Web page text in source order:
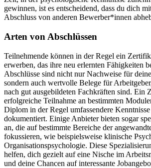
gewinnen, ist es entscheidend, dass du dich
Abschluss von anderen Bewerber*innen
Arten von Abschlüssen
Teilnehmende können in der Regel ein
erwerben, das ihre neu erlernten Fähigkeiten
Abschlüsse sind nicht nur Nachweise für
sondern auch wertvolle Belege für
nach gut ausgebildeten Fachkräften sind. Ein
erfolgreiche Teilnahme an bestimmten
Diplom in der Regel umfassendere
dokumentiert. Einige Anbieter bieten sogar
an, die auf bestimmte Bereiche der
fokussieren, wie beispielsweise klinische
Organisationspsychologie. Diese
helfen, dich gezielt auf eine Nische im
und deine Chancen auf interessante